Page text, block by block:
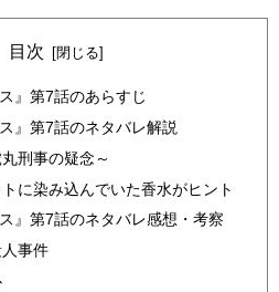
目次
』第7話のあらすじ
』第7話のネタバレ解説
刑事の疑念～
に染み込んでいた香水がヒント
』第7話のネタバレ感想・考察
事件